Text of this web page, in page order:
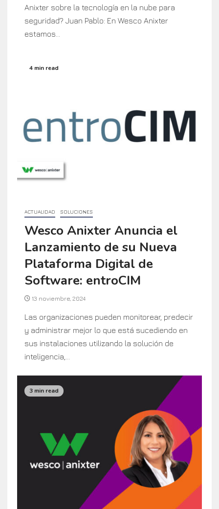
Anixter sobre la tecnología en la nube para
seguridad? Juan Pablo: En Wesco Anixter
estamos...
4 min read
ACTUALIDAD SOLUCIONES
Wesco Anixter Anuncia el
Lanzamiento de su Nueva
Plataforma Digital de
Software: entroCIM
13 noviembre, 2024
Las organizaciones pueden monitorear, predecir
y administrar mejor lo que está sucediendo en
sus instalaciones utilizando la solución de
inteligencia,...
3 min read